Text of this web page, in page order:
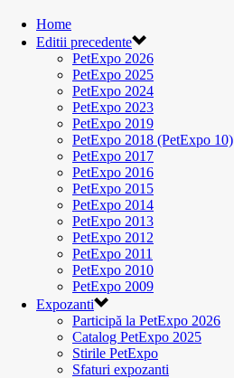
Home
Editii precedente
PetExpo 2026
PetExpo 2025
PetExpo 2024
PetExpo 2023
PetExpo 2019
PetExpo 2018 (PetExpo 10)
PetExpo 2017
PetExpo 2016
PetExpo 2015
PetExpo 2014
PetExpo 2013
PetExpo 2012
PetExpo 2011
PetExpo 2010
PetExpo 2009
Expozanti
Participă la PetExpo 2026
Catalog PetExpo 2025
Stirile PetExpo
Sfaturi expozanti